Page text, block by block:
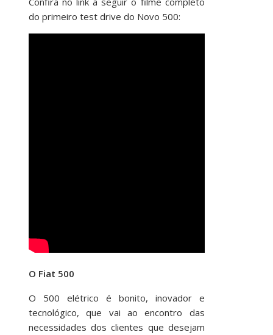
do primeiro test drive do Novo 500:
O Fiat 500
O 500 elétrico é bonito, inovador e
tecnológico, que vai ao encontro das
necessidades dos clientes que desejam